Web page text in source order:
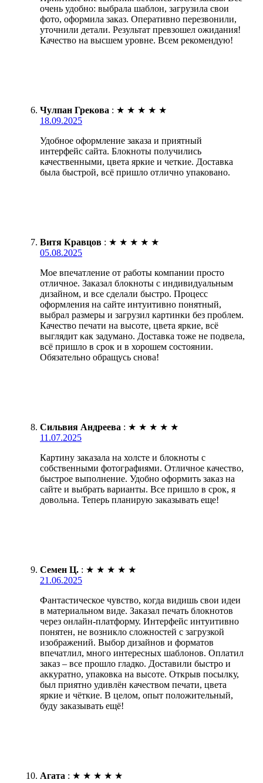
очень удобно: выбрала шаблон, загрузила свои
фото, оформила заказ. Оперативно перезвонили,
уточнили детали. Результат превзошел ожидания!
Качество на высшем уровне. Всем рекомендую!
Чулпан Грекова : ★ ★ ★ ★ ★
18.09.2025
Удобное оформление заказа и приятный
интерфейс сайта. Блокноты получились
качественными, цвета яркие и четкие. Доставка
была быстрой, всё пришло отлично упаковано.
Витя Кравцов : ★ ★ ★ ★ ★
05.08.2025
Мое впечатление от работы компании просто
отличное. Заказал блокноты с индивидуальным
дизайном, и все сделали быстро. Процесс
оформления на сайте интуитивно понятный,
выбрал размеры и загрузил картинки без проблем.
Качество печати на высоте, цвета яркие, всё
выглядит как задумано. Доставка тоже не подвела,
всё пришло в срок и в хорошем состоянии.
Обязательно обращусь снова!
Сильвия Андреева : ★ ★ ★ ★ ★
11.07.2025
Картину заказала на холсте и блокноты с
собственными фотографиями. Отличное качество,
быстрое выполнение. Удобно оформить заказ на
сайте и выбрать варианты. Все пришло в срок, я
довольна. Теперь планирую заказывать еще!
Семен Ц. : ★ ★ ★ ★ ★
21.06.2025
Фантастическое чувство, когда видишь свои идеи
в материальном виде. Заказал печать блокнотов
через онлайн-платформу. Интерфейс интуитивно
понятен, не возникло сложностей с загрузкой
изображений. Выбор дизайнов и форматов
впечатлил, много интересных шаблонов. Оплатил
заказ – все прошло гладко. Доставили быстро и
аккуратно, упаковка на высоте. Открыв посылку,
был приятно удивлён качеством печати, цвета
яркие и чёткие. В целом, опыт положительный,
буду заказывать ещё!
Агата : ★ ★ ★ ★ ★